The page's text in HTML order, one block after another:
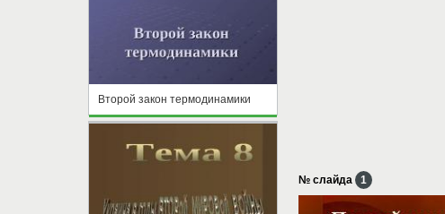
Второй закон термодинамики
№ слайда 1